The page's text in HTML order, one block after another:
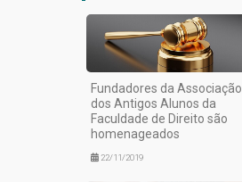
Fundadores da Associação
dos Antigos Alunos da
Faculdade de Direito são
homenageados
22/11/2019